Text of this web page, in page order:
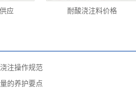
应 耐酸浇注料价格
注操作规范
的养护要点